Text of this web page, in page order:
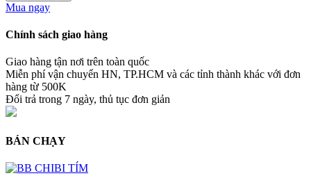
Mua ngay
Chính sách giao hàng
Giao hàng tận nơi trên toàn quốc
Miễn phí vận chuyển HN, TP.HCM và các tỉnh thành khác với đơn
hàng từ 500K
Đổi trả trong 7 ngày, thủ tục đơn giản
BÁN CHẠY